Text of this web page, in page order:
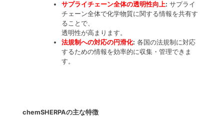
サプライチェーン全体の透明性向上: サプライ
チェーン全体で化学物質に関する情報を共有す
ることで、
透明性が高まります。
法規制への対応の円滑化: 各国の法規制に対応
するための情報を効率的に収集・管理できま
す。
chemSHERPAの主な特徴